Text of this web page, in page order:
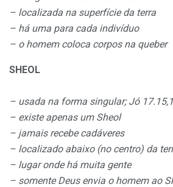
– localizada na superfície da terra
– há uma para cada indivíduo
– o homem coloca corpos na queber
SHEOL
– usada na forma singular; Jó
– existe apenas um Sheol
– jamais recebe cadáveres
– localizado abaixo (no centro) da
– lugar onde há muita gente
– somente Deus envia o homem ao